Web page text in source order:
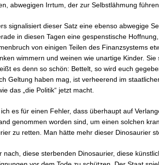
abwegigen Irrtum, der zur Selbstlähmung
signalisiert dieser Satz eine ebenso abwegige
in diesen Tagen eine gespenstische
von einigen Teilen des Finanzsystems
wimmern und weinen wie unartige Kinder. Sie
es denn so schön: Bettelt, so wird euch
Geltung haben mag, ist verheerend im
das „die Politik“ jetzt macht.
es für einen Fehler, dass überhaupt auf
genommen worden sind, um einen solchen
zu retten. Man hätte mehr dieser Dinosaurier
nach, diese sterbenden Dinosaurier, diese